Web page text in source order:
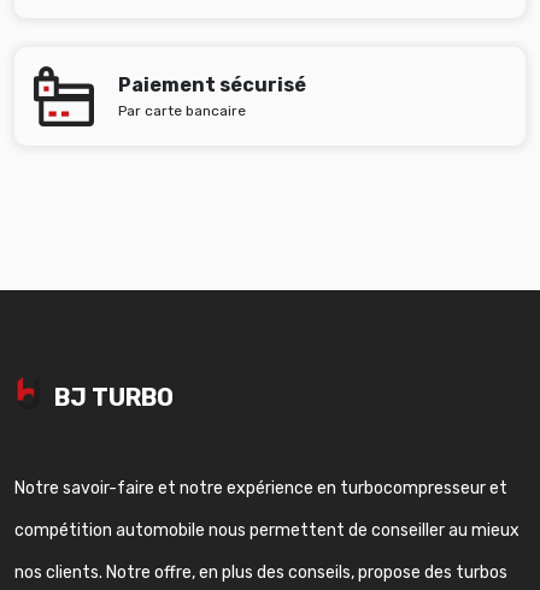
Paiement sécurisé
Par carte bancaire
BJ TURBO
Notre savoir-faire et notre expérience en turbocompresseur et
compétition automobile nous permettent de conseiller au mieux
nos clients. Notre offre, en plus des conseils, propose des turbos